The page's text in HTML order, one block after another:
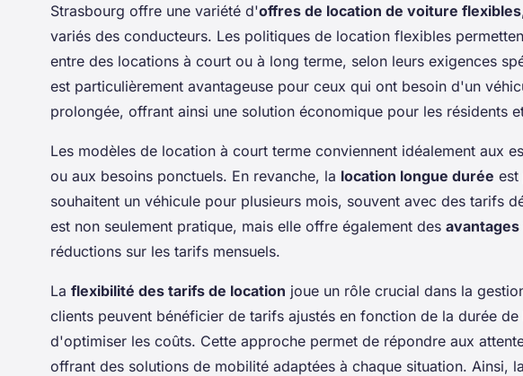
Strasbourg offre une variété d'offres de location de voiture flexibles
variés des conducteurs. Les politiques de location flexibles
entre des locations à court ou à long terme, selon leurs exigences
est particulièrement avantageuse pour ceux qui ont besoin d'un
prolongée, offrant ainsi une solution économique pour les résidents
Les modèles de location à court terme conviennent idéalement aux
ou aux besoins ponctuels. En revanche, la location longue durée est
souhaitent un véhicule pour plusieurs mois, souvent avec des tarifs
est non seulement pratique, mais elle offre également des
réductions sur les tarifs mensuels.
La flexibilité des tarifs de location joue un rôle crucial dans la
clients peuvent bénéficier de tarifs ajustés en fonction de la durée
d'optimiser les coûts. Cette approche permet de répondre aux
offrant des solutions de mobilité adaptées à chaque situation. Ainsi,